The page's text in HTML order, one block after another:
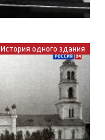
История одного здания